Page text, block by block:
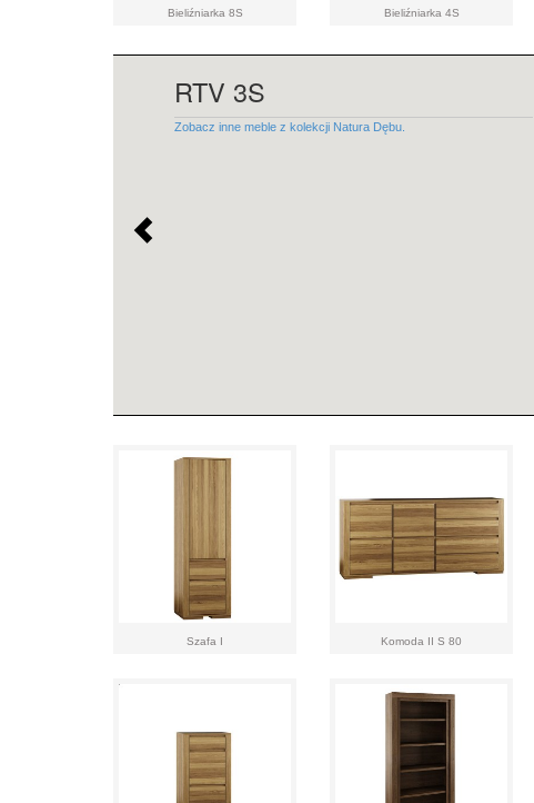
Bieliźniarka 8S Bieliźniarka 4S
RTV 3S
Zobacz inne meble z kolekcji Natura Dębu.
Szafa I Komoda II S 80